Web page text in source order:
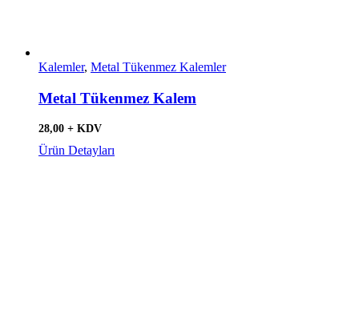
Kalemler, Metal Tükenmez Kalemler
Metal Tükenmez Kalem
28,00 + KDV
Ürün Detayları